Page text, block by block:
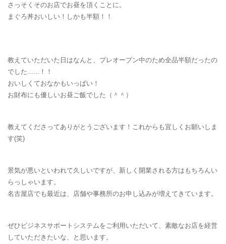
さっそくそのお店でお昼を頂くことに。
まぐろ丼おいしい！しかも半額！！
教えていただいた日はなんと、プレオープン中のため全品半額だったの
でした......！！
おいしくておなかもいっぱい！
お財布にも優しいお昼ご飯でした（＾＾）
教えてくださってありがとうございます！これからも宜しくお願いしま
す(笑)
景気が悪いといわれて久しいですが、新しく開業される方はもちろんい
らっしゃいます。
名古屋店でも最近は、店舗や事務所のお申し込みが増えてきています。
ぜひビジネスサポートシステムをご利用いただいて、素敵なお店を経営
していただきたいな、と思います。